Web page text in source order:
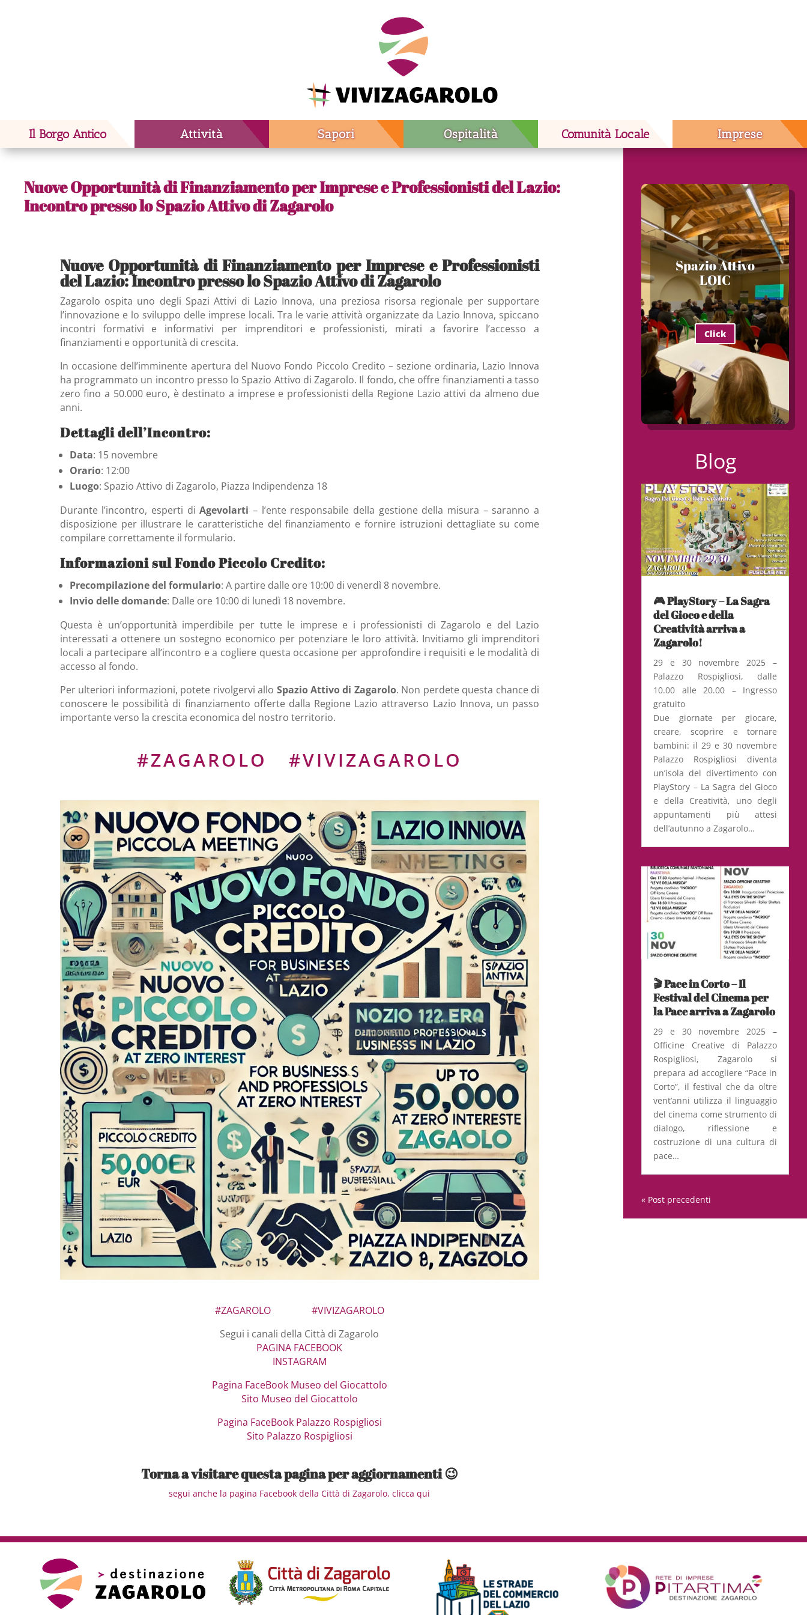
Il Borgo Antico Attività Sapori Ospitalità Comunità Locale Imprese
Nuove Opportunità di Finanziamento per Imprese e Professionisti del Lazio:
Incontro presso lo Spazio Attivo di Zagarolo
Nuove Opportunità di Finanziamento per Imprese e Professionisti
del Lazio: Incontro presso lo Spazio Attivo di Zagarolo
Zagarolo ospita uno degli Spazi Attivi di Lazio Innova, una preziosa risorsa regionale per supportare
l’innovazione e lo sviluppo delle imprese locali. Tra le varie attività organizzate da Lazio Innova, spiccano
incontri formativi e informativi per imprenditori e professionisti, mirati a favorire l’accesso a
finanziamenti e opportunità di crescita.
In occasione dell’imminente apertura del Nuovo Fondo Piccolo Credito – sezione ordinaria, Lazio Innova
ha programmato un incontro presso lo Spazio Attivo di Zagarolo. Il fondo, che offre finanziamenti a tasso
zero fino a 50.000 euro, è destinato a imprese e professionisti della Regione Lazio attivi da almeno due
anni.
Dettagli dell’Incontro:
Data: 15 novembre
Orario: 12:00
Luogo: Spazio Attivo di Zagarolo, Piazza Indipendenza 18
Durante l’incontro, esperti diAgevolarti – l’ente responsabile della gestione della misura – saranno a
disposizione per illustrare le caratteristiche del finanziamento e fornire istruzioni dettagliate su come
compilare correttamente il formulario.
Informazioni sul Fondo Piccolo Credito:
Precompilazione del formulario: A partire dalle ore 10:00 di venerdì 8 novembre.
Invio delle domande: Dalle ore 10:00 di lunedì 18 novembre.
Questa è un’opportunità imperdibile per tutte le imprese e i professionisti di Zagarolo e del Lazio
interessati a ottenere un sostegno economico per potenziare le loro attività. Invitiamo gli imprenditori
locali a partecipare all’incontro e a cogliere questa occasione per approfondire i requisiti e le modalità di
accesso al fondo.
Per ulteriori informazioni, potete rivolgervi allo Spazio Attivo di Zagarolo. Non perdete questa chance di
conoscere le possibilità di finanziamento offerte dalla Regione Lazio attraverso Lazio Innova, un passo
importante verso la crescita economica del nostro territorio.
#ZAGAROLO #VIVIZAGAROLO
#ZAGAROLO
#VIVIZAGAROLO
Segui i canali della Città di Zagarolo
PAGINA FACEBOOK
INSTAGRAM
Pagina FaceBook Museo del Giocattolo
Sito Museo del Giocattolo
Pagina FaceBook Palazzo Rospigliosi
Sito Palazzo Rospigliosi
Torna a visitare questa pagina per aggiornamenti 😉
segui anche la pagina Facebook della Città di Zagarolo, clicca qui
Spazio Attivo
LOIC
Click
Blog
🎮 PlayStory – La Sagra
del Gioco e della
Creatività arriva a
Zagarolo!
29 e 30 novembre 2025 –
Palazzo Rospigliosi, dalle
10.00 alle 20.00 – Ingresso
gratuito
Due giornate per giocare,
creare, scoprire e tornare
bambini: il 29 e 30 novembre
Palazzo Rospigliosi diventa
un’isola del divertimento con
PlayStory – La Sagra del Gioco
e della Creatività, uno degli
appuntamenti più attesi
dell’autunno a Zagarolo…
🎬 Pace in Corto – Il
Festival del Cinema per
la Pace arriva a Zagarolo
29 e 30 novembre 2025 –
Officine Creative di Palazzo
Rospigliosi, Zagarolo si
prepara ad accogliere “Pace in
Corto”, il festival che da oltre
vent’anni utilizza il linguaggio
del cinema come strumento di
dialogo, riflessione e
costruzione di una cultura di
pace…
« Post precedenti